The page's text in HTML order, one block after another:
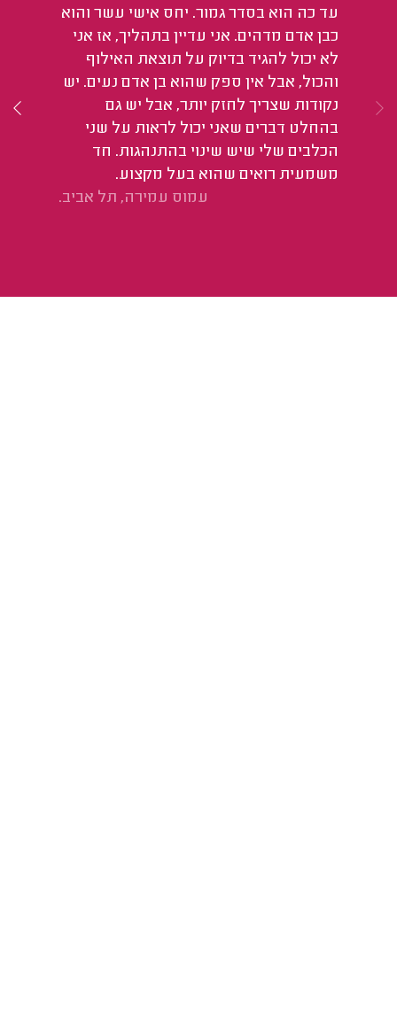
עד כה הוא בסדר גמור. יחס אישי עשר והוא
כבן אדם מדהים. אני עדיין בתהליך, אז אני
לא יכול להגיד בדיוק על תוצאת האילוף
והכול, אבל אין ספק שהוא בן אדם נעים. יש
נקודות שצריך לחזק יותר, אבל יש גם
בהחלט דברים שאני יכול לראות על שני
הכלבים שלי שיש שינוי בהתנהגות. חד
משמעית רואים שהוא בעל מקצוע.
עמוס עמירה, תל אביב.